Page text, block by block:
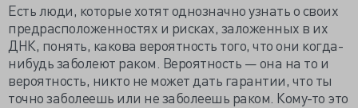
Есть люди, которые хотят однозначно узнать о своих
предрасположенностях и рисках, заложенных в их
ДНК, понять, какова вероятность того, что они когда-
нибудь заболеют раком. Вероятность — она на то и
вероятность, никто не может дать гарантии, что ты
точно заболеешь или не заболеешь раком. Кому-то это